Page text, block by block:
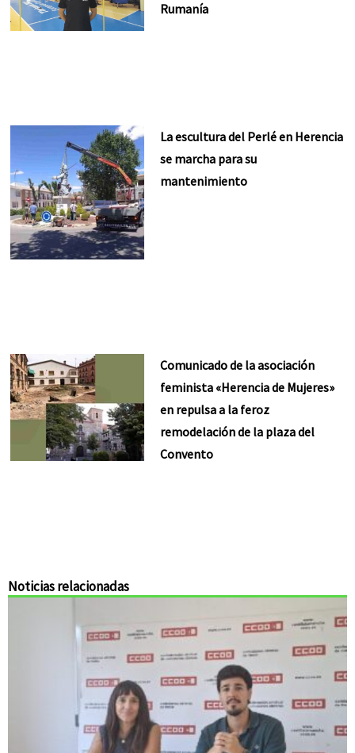
Rumanía
La escultura del Perlé en Herencia
se marcha para su
mantenimiento
Comunicado de la asociación
feminista «Herencia de Mujeres»
en repulsa a la feroz
remodelación de la plaza del
Convento
Noticias relacionadas